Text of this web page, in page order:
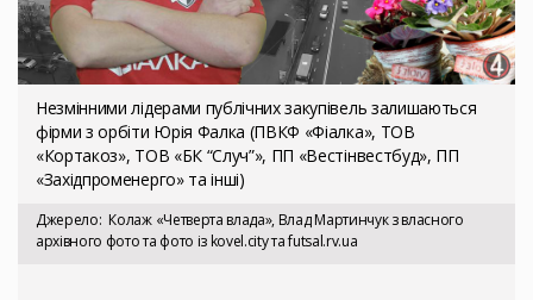
Незмінними лідерами публічних закупівель залишаються
фірми з орбіти Юрія Фалка (ПВКФ «Фіалка», ТОВ
«Кортакоз», ТОВ «БК “Случ”», ПП «Вестінвестбуд», ПП
«Західпроменерго» та інші)
Джерело Колаж «Четверта влада», Влад Мартинчук з власного
архівного фото та фото із kovel.city та futsal.rv.ua